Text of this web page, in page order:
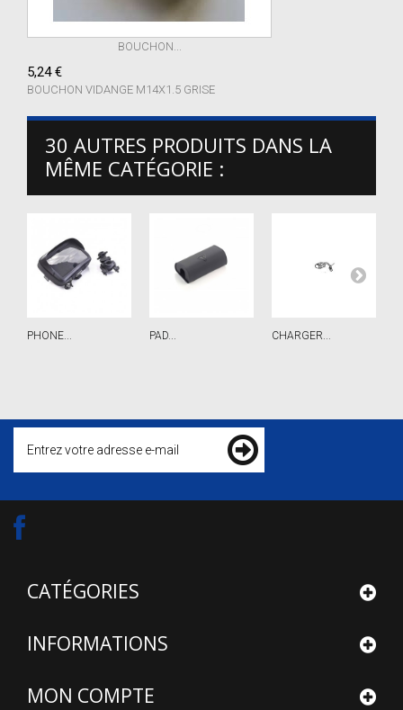
BOUCHON...
5,24 €
BOUCHON VIDANGE M14X1.5 GRISE
30 AUTRES PRODUITS DANS LA
MÊME CATÉGORIE :
PHONE... PAD... CHARGER...
CATÉGORIES
INFORMATIONS
MON COMPTE